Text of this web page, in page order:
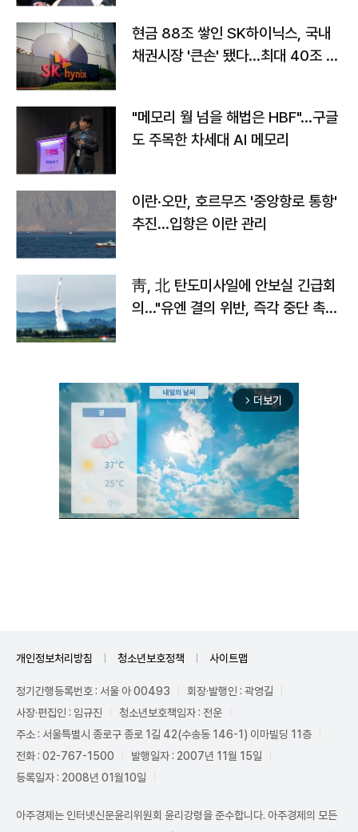
현금 88조 쌓인 SK하이닉스, 국내
채권시장 '큰손' 됐다…최대 40조 투
"메모리 월 넘을 해법은 HBF"…구글
도 주목한 차세대 AI 메모리
이란·오만, 호르무즈 '중앙항로 통항'
추진…입항은 이란 관리
靑, 北 탄도미사일에 안보실 긴급회
의…"유엔 결의 위반, 즉각 중단 촉
arrow_forward_ios 더보기
개인정보처리방침 청소년보호정책 사이트맵
정기간행등록번호 : 서울 아 00493
회장·발행인 : 곽영길
사장·편집인 : 임규진
청소년보호책임자 : 전운
주소 : 서울특별시 종로구 종로 1길 42(수송동 146-1) 이마빌딩 11층
전화 : 02-767-1500
발행일자 : 2007년 11월 15일
등록일자 : 2008년 01월10일
아주경제는 인터넷신문윤리위원회 윤리강령을 준수합니다. 아주경제의 모든